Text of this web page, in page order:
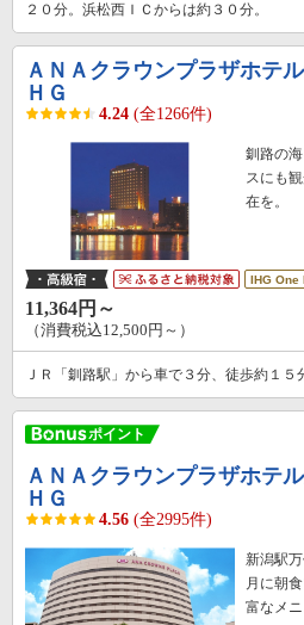
２０分。浜松西ＩＣからは約３０分。
ＡＮＡクラウンプラザホテ
ＨＧ
4.24 (全1266件)
釧路の
スにも
在を。
IHG One
11,364円～
（消費税込12,500円～）
ＪＲ「釧路駅」から車で３分、徒歩約１５
ＡＮＡクラウンプラザホテ
ＨＧ
4.56 (全2995件)
新潟駅
月に朝
富なメ